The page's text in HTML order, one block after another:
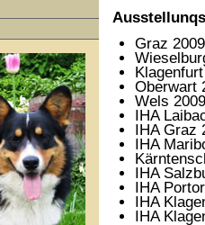
Graz
Oberwart
Wels
IHA
IHA Graz
IHA
IHA
IHA
IHA
IHA